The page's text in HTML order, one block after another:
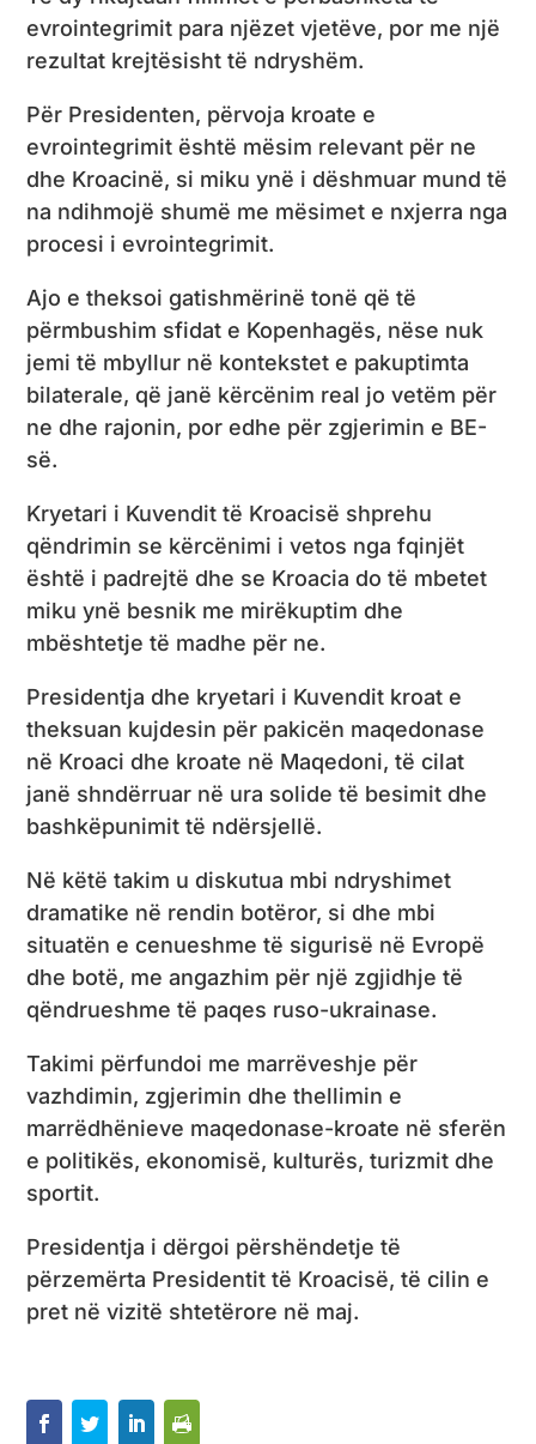
evrointegrimit para njëzet vjetëve, por me një
rezultat krejtësisht të ndryshëm.
Për Presidenten, përvoja kroate e
evrointegrimit është mësim relevant për ne
dhe Kroacinë, si miku ynë i dëshmuar mund të
na ndihmojë shumë me mësimet e nxjerra nga
procesi i evrointegrimit.
Ajo e theksoi gatishmërinë tonë që të
përmbushim sfidat e Kopenhagës, nëse nuk
jemi të mbyllur në kontekstet e pakuptimta
bilaterale, që janë kërcënim real jo vetëm për
ne dhe rajonin, por edhe për zgjerimin e BE-
së.
Kryetari i Kuvendit të Kroacisë shprehu
qëndrimin se kërcënimi i vetos nga fqinjët
është i padrejtë dhe se Kroacia do të mbetet
miku ynë besnik me mirëkuptim dhe
mbështetje të madhe për ne.
Presidentja dhe kryetari i Kuvendit kroat e
theksuan kujdesin për pakicën maqedonase
në Kroaci dhe kroate në Maqedoni, të cilat
janë shndërruar në ura solide të besimit dhe
bashkëpunimit të ndërsjellë.
Në këtë takim u diskutua mbi ndryshimet
dramatike në rendin botëror, si dhe mbi
situatën e cenueshme të sigurisë në Evropë
dhe botë, me angazhim për një zgjidhje të
qëndrueshme të paqes ruso-ukrainase.
Takimi përfundoi me marrëveshje për
vazhdimin, zgjerimin dhe thellimin e
marrëdhënieve maqedonase-kroate në sferën
e politikës, ekonomisë, kulturës, turizmit dhe
sportit.
Presidentja i dërgoi përshëndetje të
përzemërta Presidentit të Kroacisë, të cilin e
pret në vizitë shtetërore në maj.